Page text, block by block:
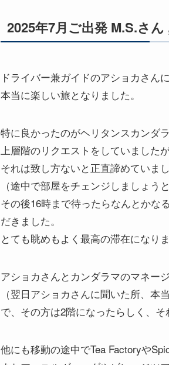
2025年7月ご出発 M.S.さん
ドライバー兼ガイドのアショカさん
本当に楽しい旅となりました。
特に良かったのがヘリタンスカンダラ
上層階のリクエストをしていました
それは致し方ないと正直諦めていまし
（途中で部屋をチェンジしましょう
その後16時まで待ったらなんとかな
だきました。
とても眺めもよく最高の滞在になりま
アショカさんとカンダラマのマネー
（翌日アショカさんに聞いた所、
で、その方は2階になったらしく、
他にも移動の途中でTea Factoryや